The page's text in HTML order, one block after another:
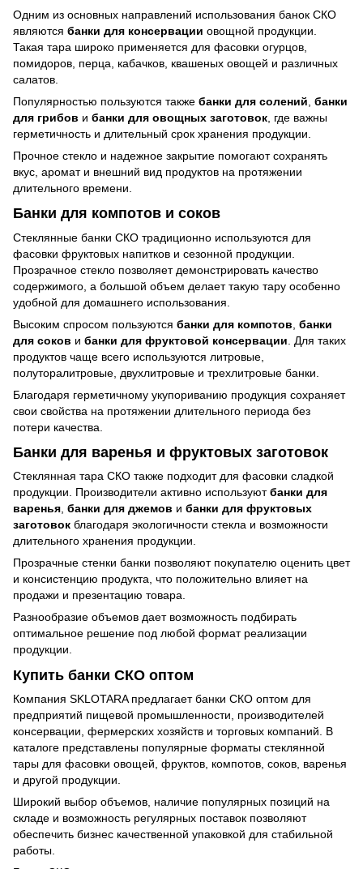
Одним из основных направлений использования банок СКО
являются банки для консервации овощной продукции.
Такая тара широко применяется для фасовки огурцов,
помидоров, перца, кабачков, квашеных овощей и различных
салатов.
Популярностью пользуются также банки для солений, банки
для грибов и банки для овощных заготовок, где важны
герметичность и длительный срок хранения продукции.
Прочное стекло и надежное закрытие помогают сохранять
вкус, аромат и внешний вид продуктов на протяжении
длительного времени.
Банки для компотов и соков
Стеклянные банки СКО традиционно используются для
фасовки фруктовых напитков и сезонной продукции.
Прозрачное стекло позволяет демонстрировать качество
содержимого, а большой объем делает такую тару особенно
удобной для домашнего использования.
Высоким спросом пользуются банки для компотов банки
для соков и банки для фруктовой консервации . Для таких
продуктов чаще всего используются литровые,
полуторалитровые, двухлитровые и трехлитровые банки.
Благодаря герметичному укупориванию продукция сохраняет
свои свойства на протяжении длительного периода без
потери качества.
Банки для варенья и фруктовых заготовок
Стеклянная тара СКО также подходит для фасовки сладкой
продукции. Производители активно используютбанки для
варенья, банки для джемов и банки для фруктовых
заготовок благодаря экологичности стекла и возможности
длительного хранения продукции.
Прозрачные стенки банки позволяют покупателю оценить цвет
и консистенцию продукта, что положительно влияет на
продажи и презентацию товара.
Разнообразие объемов дает возможность подбирать
оптимальное решение под любой формат реализации
продукции.
Купить банки СКО оптом
Компания SKLOTARA предлагает банки СКО оптом для
предприятий пищевой промышленности, производителей
консервации, фермерских хозяйств и торговых компаний. В
каталоге представлены популярные форматы стеклянной
тары для фасовки овощей, фруктов, компотов, соков, варенья
и другой продукции.
Широкий выбор объемов, наличие популярных позиций на
складе и возможность регулярных поставок позволяют
обеспечить бизнес качественной упаковкой для стабильной
работы.